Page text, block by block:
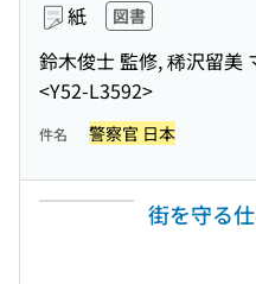
紙 図書
鈴木俊士 監修, 稀沢留美
<Y52-L3592>
件名 警察官 日本
街を守る